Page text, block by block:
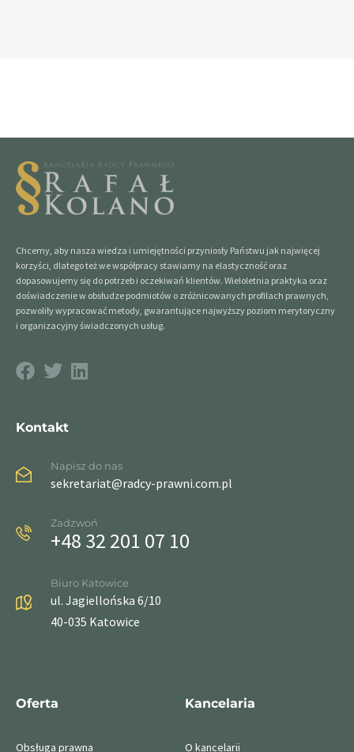
Chcemy, aby nasza wiedza i umiejętności przyniosły Państwu jak najwięcej
korzyści, dlatego też we współpracy stawiamy na elastyczność oraz
dopasowujemy się do potrzeb i oczekiwań klientów. Wieloletnia praktyka oraz
doświadczenie w obsłudze podmiotów o zróżnicowanych profilach prawnych,
pozwoliły wypracować metody, gwarantujące najwyższy poziom merytoryczny
i organizacyjny świadczonych usług.
Kontakt
Napisz do nas
sekretariat@radcy-prawni.com.pl
Zadzwoń
+48 32 201 07 10
Biuro Katowice
ul. Jagiellońska 6/10
40-035 Katowice
Oferta
Obsługa prawna
Kancelaria
O kancelarii